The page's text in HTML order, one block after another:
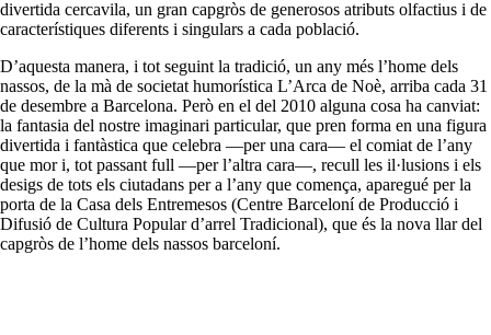
divertida cercavila, un gran capgròs de generosos atributs olfactius i de
característiques diferents i singulars a cada població.
D’aquesta manera, i tot seguint la tradició, un any més l’home dels
nassos, de la mà de societat humorística L’Arca de Noè, arriba cada 31
de desembre a Barcelona. Però en el del 2010 alguna cosa ha canviat:
la fantasia del nostre imaginari particular, que pren forma en una figura
divertida i fantàstica que celebra —per una cara— el comiat de l’any
que mor i, tot passant full —per l’altra cara—, recull les il·lusions i els
desigs de tots els ciutadans per a l’any que comença, aparegué per la
porta de la Casa dels Entremesos (Centre Barceloní de Producció i
Difusió de Cultura Popular d’arrel Tradicional), que és la nova llar del
capgròs de l’home dels nassos barceloní.